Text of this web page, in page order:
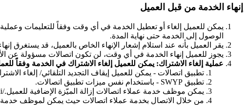
إنهاء الخدمة من قبل العميل
يمكن للعميل إلغاء أو تعطيل الخدمة في أي وقت وفقاً للتعليمات
الوصول إلى الخدمة حتى نهاية المدة.
يقر العميل بأنه عند استلام إشعار الإنهاء الخاص بالعميل، قد يستغرق إنهاء حساب العميل مدة تصل إلى ثلاثين (30)
يجوز للعميل إنهاء الخدمة في أي وقت، لن تكون اتصالات مسؤولة عن
عملية إلغاء الاشتراك: يمكن للعميل إلغاء الاشتراك في الخدمة وفقاً
تطبيق اتصالات - يمكن للعميل إيقاف التجديد التلقائي/ إلغاء
تطبيق SWYP - باستخدام نفس ميزات تطبيق اتصالات.
يمكن موظف خدمة عملاء اتصالات إزالة الميّزة الإضافية للعميل./li>
من خلال الاتصال بخدمة عملاء اتصالات حيث يمكن لموظف خدمة